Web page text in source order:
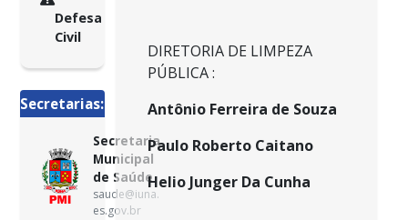
Defesa
Civil
Secretarias:
Secretaria
Municipal
de Saúde
saude@iuna.
es.gov.br
DIRETORIA DE LIMPEZA
PÚBLICA :
Antônio Ferreira de Souza
Paulo Roberto Caitano
Helio Junger Da Cunha